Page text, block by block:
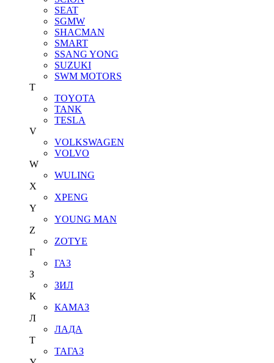
SEAT
SGMW
SHACMAN
SMART
SSANG YONG
SUZUKI
SWM MOTORS
T
TOYOTA
TANK
TESLA
V
VOLKSWAGEN
VOLVO
W
WULING
X
XPENG
Y
YOUNG MAN
Z
ZOTYE
Г
ГАЗ
З
ЗИЛ
К
КАМАЗ
Л
ЛАДА
Т
ТАГАЗ